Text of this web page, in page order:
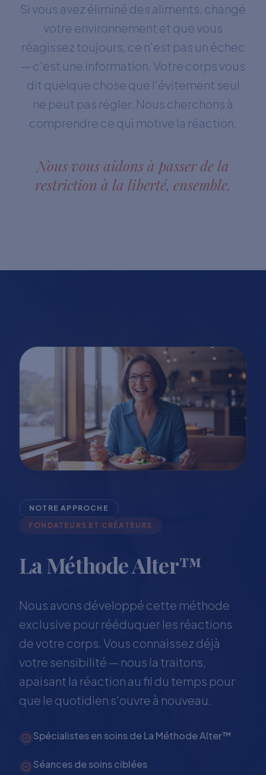
Si vous avez éliminé des aliments, changé
votre environnement et que vous
réagissez toujours, ce n'est pas un échec
— c'est une information. Votre corps vous
dit quelque chose que l'évitement seul
ne peut pas régler. Nous cherchons à
comprendre ce qui motive la réaction.
Nous vous aidons à passer de la
restriction à la liberté, ensemble.
NOTRE APPROCHE
FONDATEURS ET CRÉATEURS
La Méthode Alter™
Nous avons développé cette méthode
exclusive pour rééduquer les réactions
de votre corps. Vous connaissez déjà
votre sensibilité — nous la traitons,
apaisant la réaction au fil du temps pour
que le quotidien s'ouvre à nouveau.
Spécialistes en soins de La Méthode Alter™
Séances de soins ciblées